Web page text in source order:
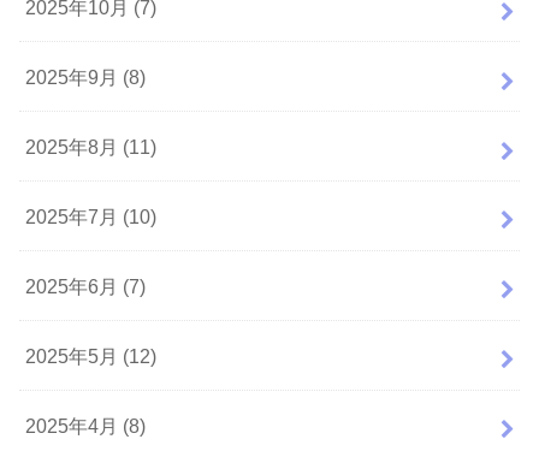
2025年10月 (7)
2025年9月 (8)
2025年8月 (11)
2025年7月 (10)
2025年6月 (7)
2025年5月 (12)
2025年4月 (8)